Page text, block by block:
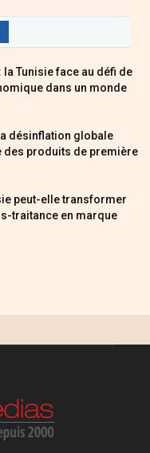
: la Tunisie face au défi de
dans un monde
désinflation globale
des produits de première
peut-elle transformer
traitance en marque